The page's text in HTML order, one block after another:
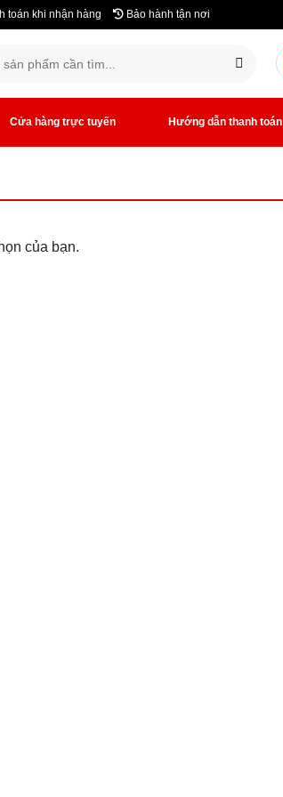
toán khi nhận hàng Bảo hành tận nơi
Cửa hàng trực tuyến Hướng dẫn thanh toán
của bạn.